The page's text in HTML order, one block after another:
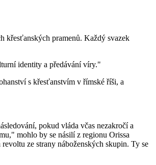
křesťan­ských pramenů. Každý svazek
identity a předávání víry."
s křesťanstvím v římské říši, a
pokud vláda včas nezakročí a
mohlo by se násilí z regionu Orissa
ze strany náboženských skupin. Ty se